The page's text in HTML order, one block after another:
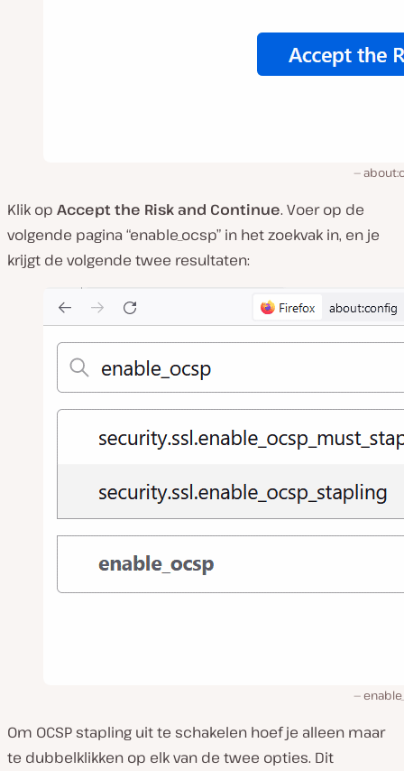
Klik op Accept the Risk and Continue. Voer op de
volgende pagina “enable_ocsp” in het zoekvak in, en je
krijgt de volgende twee resultaten:
Om OCSP stapling uit te schakelen hoef je alleen maar
te dubbelklikken op elk van de twee opties. Dit